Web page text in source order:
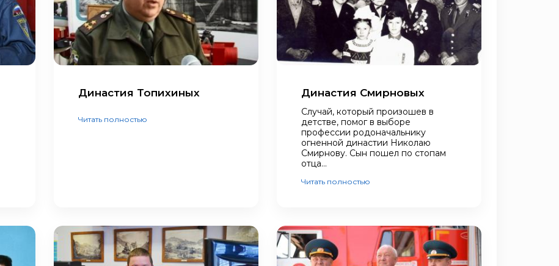
Династия Топихиных
Читать полностью
Династия Смирновых
Случай, который произошев в
детстве, помог в выборе
профессии родоначальнику
огненной династии Николаю
Смирнову. Сын пошел по стопам
отца...
Читать полностью